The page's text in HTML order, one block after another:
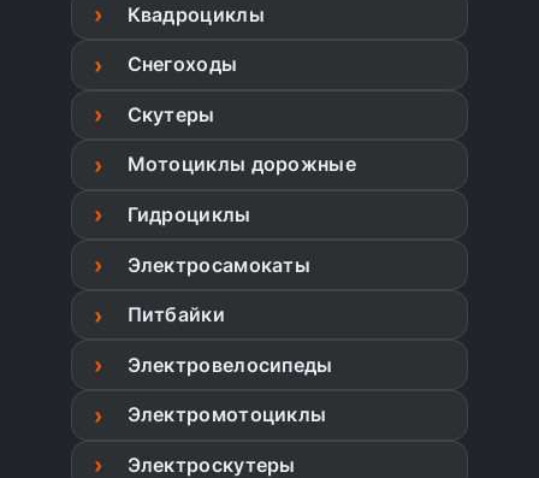
Квадроциклы
Снегоходы
Скутеры
Мотоциклы дорожные
Гидроциклы
Электросамокаты
Питбайки
Электровелосипеды
Электромотоциклы
Электроскутеры